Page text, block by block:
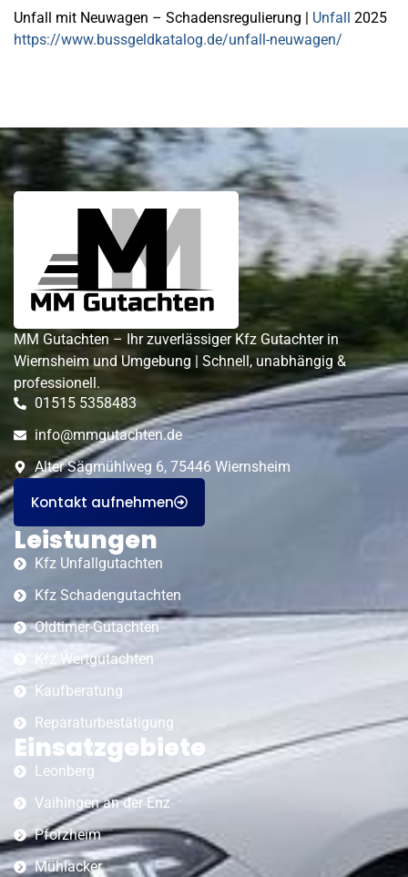
Unfall mit Neuwagen – Schadensregulierung | Unfall 2025
https://www.bussgeldkatalog.de/unfall-neuwagen/
MM Gutachten – Ihr zuverlässiger Kfz Gutachter in
Wiernsheim und Umgebung | Schnell, unabhängig &
professionell.
01515 5358483
info@mmgutachten.de
Alter Sägmühlweg 6, 75446 Wiernsheim
Kontakt aufnehmen
Leistungen
Kfz Unfallgutachten
Kfz Schadengutachten
Oldtimer-Gutachten
Kfz Wertgutachten
Kaufberatung
Reparaturbestätigung
Einsatzgebiete
Leonberg
Vaihingen an der Enz
Pforzheim
Mühlacker